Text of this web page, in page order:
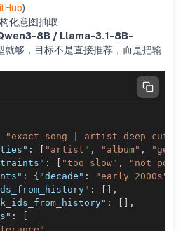
)
化意图抽取
8B / Llama-3.1-8B-
就够，目标不是直接推荐，而是把输
"exact_song | artist_deep_cut |
: [ "artist" , "album" ,
"genre"
: [ "too slow" , "not pop"
: { "decade" : "early 2000s"
: [ ] ,
: [ ] ,
:
[
,